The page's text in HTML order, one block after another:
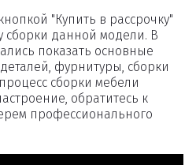
"Купить в рассрочку"
сборки данной модели. В
показать основные
фурнитуры, сборки
сборки мебели
обратитесь к
профессионального